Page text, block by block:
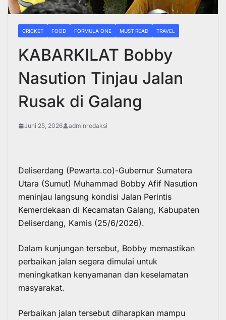
CRICKET FOOD FORMULA ONE MUST READ TRAVEL
KABARKILAT Bobby
Nasution Tinjau Jalan
Rusak di Galang
Juni 25, 2026 adminredaksi
Deliserdang (Pewarta.co)-Gubernur Sumatera
Utara (Sumut) Muhammad Bobby Afif Nasution
meninjau langsung kondisi Jalan Perintis
Kemerdekaan di Kecamatan Galang, Kabupaten
Deliserdang, Kamis (25/6/2026).
Dalam kunjungan tersebut, Bobby memastikan
perbaikan jalan segera dimulai untuk
meningkatkan kenyamanan dan keselamatan
masyarakat.
Perbaikan jalan tersebut diharapkan mampu